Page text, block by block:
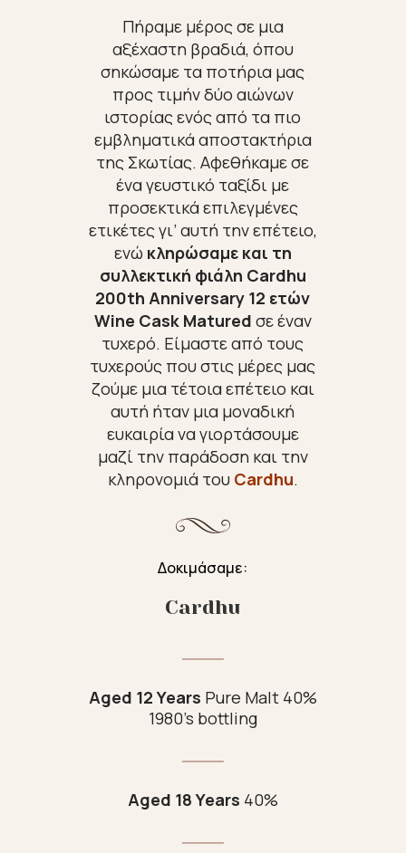
Πήραμε μέρος σε μια
αξέχαστη βραδιά, όπου
σηκώσαμε τα ποτήρια μας
προς τιμήν δύο αιώνων
ιστορίας ενός από τα πιο
εμβληματικά αποστακτήρια
της Σκωτίας.Αφεθήκαμε σε
ένα γευστικό ταξίδι με
προσεκτικά επιλεγμένες
ετικέτες γι’ αυτή την επέτειο,
ενώ κληρώσαμε και τη
συλλεκτική φιάλη Cardhu
200th Anniversary 12 ετών
Wine Cask Matured σε έναν
τυχερό. Είμαστε από τους
τυχερούς που στις μέρες μας
ζούμε μια τέτοια επέτειο και
αυτή ήταν μια μοναδική
ευκαιρία να γιορτάσουμε
μαζί την παράδοση και την
κληρονομιά του Cardhu.
Δοκιμάσαμε:
Cardhu
Aged 12 Years Pure Malt 40%
1980’s bottling
Aged 18 Years 40%